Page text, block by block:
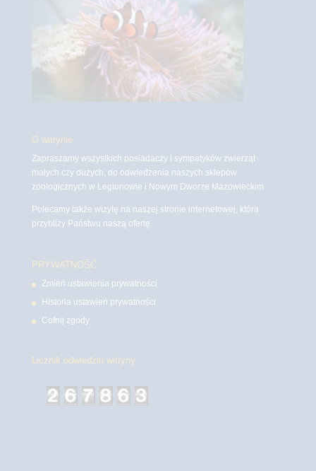
O witrynie
Zapraszamy wszystkich posiadaczy i sympatyków zwierząt
małych czy dużych, do odwiedzenia naszych sklepów
zoologicznych w Legionowie i Nowym Dworze Mazowieckim
Polecamy także wizytę na naszej stronie internetowej, która
przybliży Państwu naszą ofertę.
PRYWATNOŚĆ
Zmień ustawienia prywatności
Historia ustawień prywatności
Cofnij zgody
Licznik odwiedzin witryny